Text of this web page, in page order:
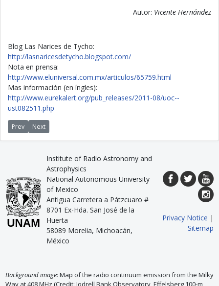
Autor: Vicente Hernández
Blog Las Narices de Tycho:
http://lasnaricesdetycho.blogspot.com/
Nota en prensa:
http://www.eluniversal.com.mx/articulos/65759.html
Mas información (en íngles):
http://www.eurekalert.org/pub_releases/2011-08/uoc--
ust082511.php
Previous article: Choques para ionizar el Universo
Prev Next article: Las dos Lunas de la Tierra
Next
Institute of Radio Astronomy and
Astrophysics
National Autonomous University
of Mexico
Antigua Carretera a Pátzcuaro #
8701 Ex-Hda. San José de la
Huerta
58089 Morelia, Michoacán,
México
Privacy Notice |
Sitemap
Background image:Map of the radio continuum emission from the Milky
Way at 408 MHz (Credit: Jodrell Bank Observatory, Effelsberg 100-m